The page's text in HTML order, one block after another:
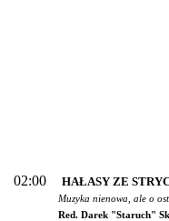
02:00 HAŁASY ZE
Muzyka nienowa, ale o
Red. Darek "Staruch"